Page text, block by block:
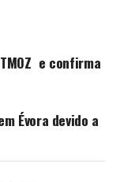
e confirma
Évora devido a